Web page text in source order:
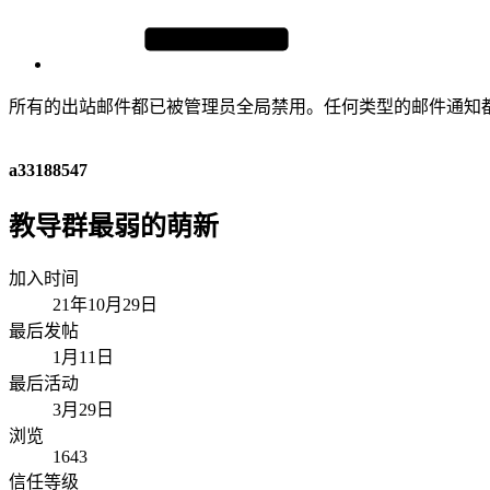
所有的出站邮件都已被管理员全局禁用。任何类型的邮件通知
a33188547
教导群最弱的萌新
加入时间
21年10月29日
最后发帖
1月11日
最后活动
3月29日
浏览
1643
信任等级